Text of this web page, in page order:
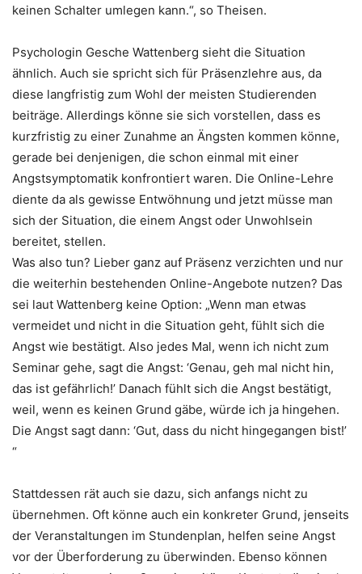
keinen Schalter umlegen kann.“, so Theisen.
Psychologin Gesche Wattenberg sieht die Situation
ähnlich. Auch sie spricht sich für Präsenzlehre aus, da
diese langfristig zum Wohl der meisten Studierenden
beiträge. Allerdings könne sie sich vorstellen, dass es
kurzfristig zu einer Zunahme an Ängsten kommen könne,
gerade bei denjenigen, die schon einmal mit einer
Angstsymptomatik konfrontiert waren. Die Online-Lehre
diente da als gewisse Entwöhnung und jetzt müsse man
sich der Situation, die einem Angst oder Unwohlsein
bereitet, stellen.
Was also tun? Lieber ganz auf Präsenz verzichten und nur
die weiterhin bestehenden Online-Angebote nutzen? Das
sei laut Wattenberg keine Option: „Wenn man etwas
vermeidet und nicht in die Situation geht, fühlt sich die
Angst wie bestätigt. Also jedes Mal, wenn ich nicht zum
Seminar gehe, sagt die Angst: ‘Genau, geh mal nicht hin,
das ist gefährlich!’ Danach fühlt sich die Angst bestätigt,
weil, wenn es keinen Grund gäbe, würde ich ja hingehen.
Die Angst sagt dann: ‘Gut, dass du nicht hingegangen bist!’
“
Stattdessen rät auch sie dazu, sich anfangs nicht zu
übernehmen. Oft könne auch ein konkreter Grund, jenseits
der Veranstaltungen im Stundenplan, helfen seine Angst
vor der Überforderung zu überwinden. Ebenso können